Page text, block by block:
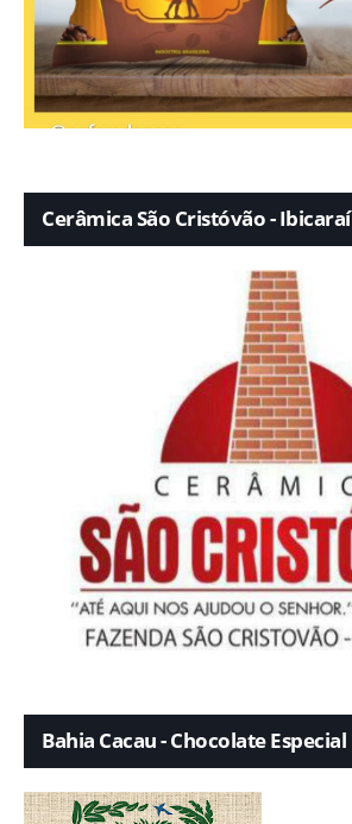
Cerâmica São Cristóvão - Ibicaraí
Bahia Cacau - Chocolate Especial